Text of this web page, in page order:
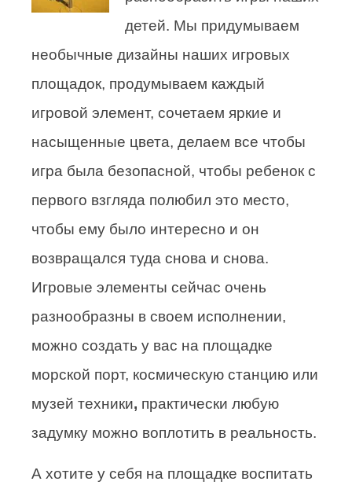
детей. Мы придумываем
необычные дизайны наших игровых
площадок, продумываем каждый
игровой элемент, сочетаем яркие и
насыщенные цвета, делаем все чтобы
игра была безопасной, чтобы ребенок с
первого взгляда полюбил это место,
чтобы ему было интересно и он
возвращался туда снова и снова.
Игровые элементы сейчас очень
разнообразны в своем исполнении,
можно создать у вас на площадке
морской порт, космическую станцию или
музей техники, практически любую
задумку можно воплотить в реальность.
А хотите у себя на площадке воспитать